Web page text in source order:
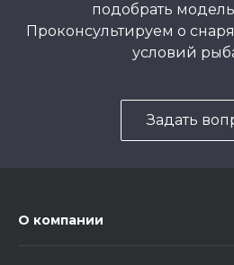
подобрать
Проконсультируем о
условий
Задать
О компании